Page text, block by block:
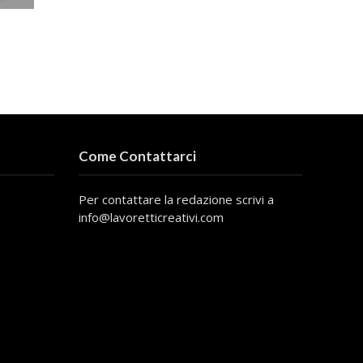
Come Contattarci
Per contattare la redazione scrivi a
info@lavoretticreativi.com